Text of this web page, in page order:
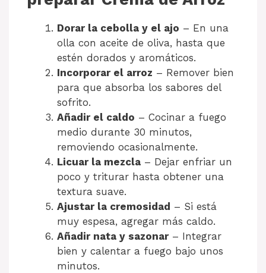
Dorar la cebolla y el ajo – En una
olla con aceite de oliva, hasta que
estén dorados y aromáticos.
Incorporar el arroz – Remover bien
para que absorba los sabores del
sofrito.
Añadir el caldo – Cocinar a fuego
medio durante 30 minutos,
removiendo ocasionalmente.
Licuar la mezcla – Dejar enfriar un
poco y triturar hasta obtener una
textura suave.
Ajustar la cremosidad – Si está
muy espesa, agregar más caldo.
Añadir nata y sazonar– Integrar
bien y calentar a fuego bajo unos
minutos.